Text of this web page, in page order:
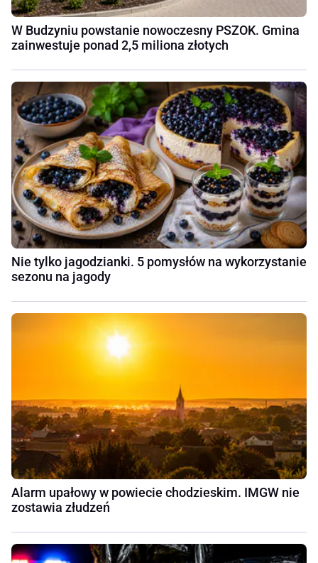
W Budzyniu powstanie nowoczesny PSZOK. Gmina
zainwestuje ponad 2,5 miliona złotych
Nie tylko jagodzianki. 5 pomysłów na wykorzystanie
sezonu na jagody
Alarm upałowy w powiecie chodzieskim. IMGW nie
zostawia złudzeń